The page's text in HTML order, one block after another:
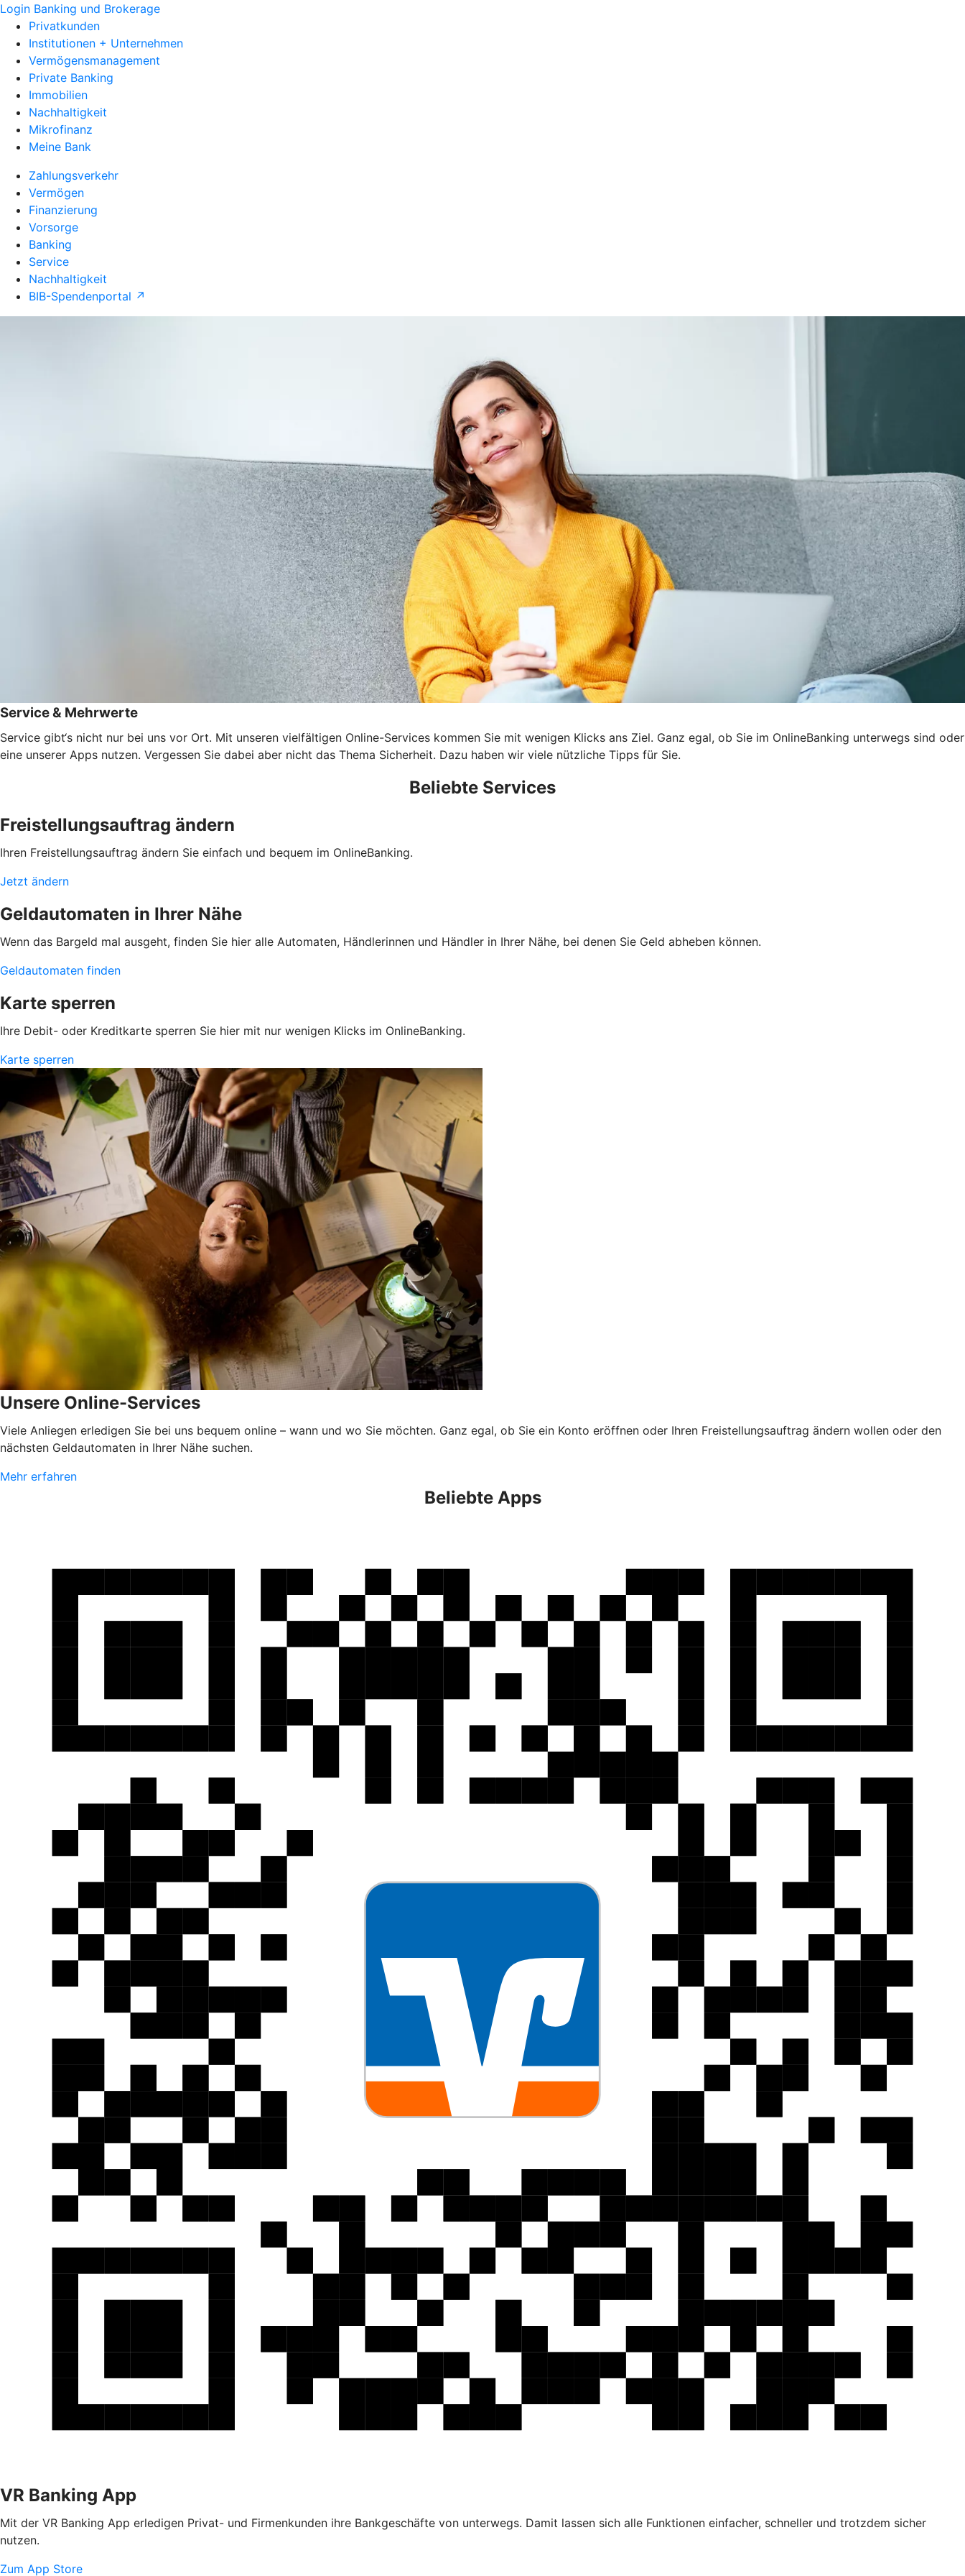
Login Banking und Brokerage
Privatkunden
Institutionen + Unternehmen
Vermögensmanagement
Private Banking
Immobilien
Nachhaltigkeit
Mikrofinanz
Meine Bank
Zahlungsverkehr
Vermögen
Finanzierung
Vorsorge
Banking
Service
Nachhaltigkeit
BIB-Spendenportal ↗
Service & Mehrwerte
Service gibt‘s nicht nur bei uns vor Ort. Mit unseren vielfältigen Online-Services kommen Sie mit wenigen Klicks ans Ziel. Ganz egal, ob Sie im OnlineBanking unterwegs sind oder
eine unserer Apps nutzen. Vergessen Sie dabei aber nicht das Thema Sicherheit. Dazu haben wir viele nützliche Tipps für Sie.
Beliebte Services
Freistellungsauftrag ändern
Ihren Freistellungsauftrag ändern Sie einfach und bequem im OnlineBanking.
Jetzt ändern
Geldautomaten in Ihrer Nähe
Wenn das Bargeld mal ausgeht, finden Sie hier alle Automaten, Händlerinnen und Händler in Ihrer Nähe, bei denen Sie Geld abheben können.
Geldautomaten finden
Karte sperren
Ihre Debit- oder Kreditkarte sperren Sie hier mit nur wenigen Klicks im OnlineBanking.
Karte sperren
Unsere Online-Services
Viele Anliegen erledigen Sie bei uns bequem online – wann und wo Sie möchten. Ganz egal, ob Sie ein Konto eröffnen oder Ihren Freistellungsauftrag ändern wollen oder den
nächsten Geldautomaten in Ihrer Nähe suchen.
Mehr erfahren
Beliebte Apps
VR Banking App
Mit der VR Banking App erledigen Privat- und Firmenkunden ihre Bankgeschäfte von unterwegs. Damit lassen sich alle Funktionen einfacher, schneller und trotzdem sicher
nutzen.
Zum App Store